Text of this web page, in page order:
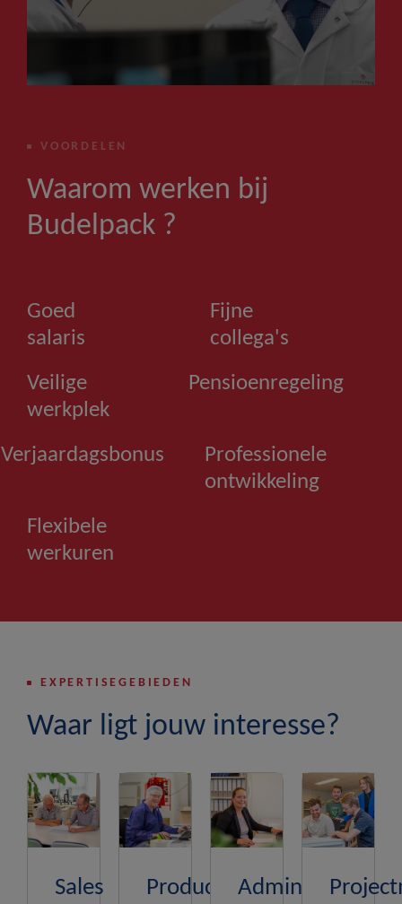
VOORDELEN
Waarom werken bij
Budelpack ?
Goed
salaris
Fijne
collega's
Veilige
werkplek
Pensioenregeling
Verjaardagsbonus
Professionele
ontwikkeling
Flexibele
werkuren
EXPERTISEGEBIEDEN
Waar ligt jouw interesse?
Sales ProductieAdministratie